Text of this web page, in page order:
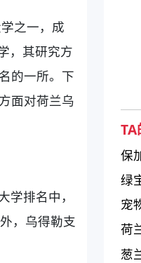
之一，成
，其研究方
的一所。下
面对荷兰乌
排名中，
，乌得勒支
保
平
绿
宠
荷
量
葱